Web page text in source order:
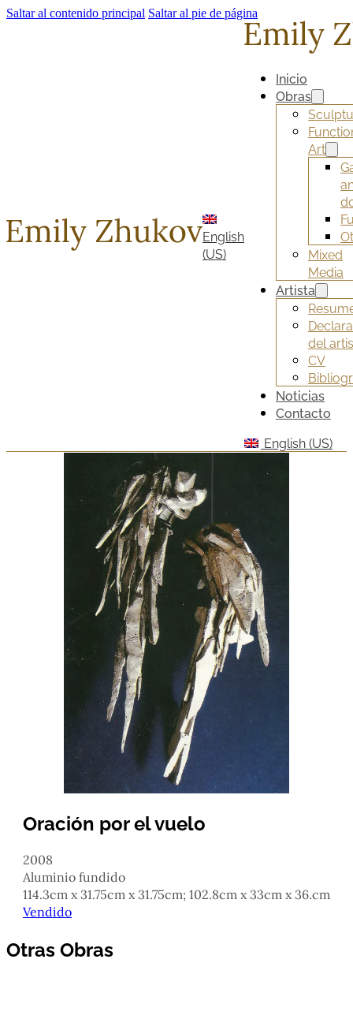
Saltar al contenido principal Saltar al pie de página
English
(US)
Inicio
Obras
Art
Mixed
Media
Artista
del
CV
Noticias
Contacto
English (US)
Oración por el vuelo
2008
aluminio fundido
114.3cm x 31.75cm x 31.75cm; 102.8cm x 33cm x 36.cm
Vendido
Otras Obras